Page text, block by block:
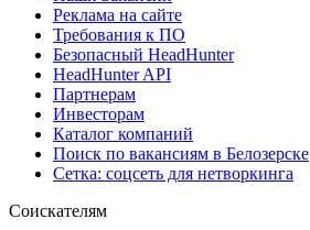
Реклама на сайте
Требования к ПО
Безопасный HeadHunter
HeadHunter API
Партнерам
Инвесторам
Каталог компаний
Поиск по вакансиям в Белозерске
Сетка: соцсеть для нетворкинга
Соискателям